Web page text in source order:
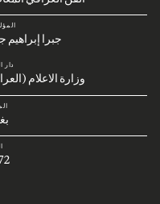
جبرا إبراهيم
دار
وزارة الاعلام